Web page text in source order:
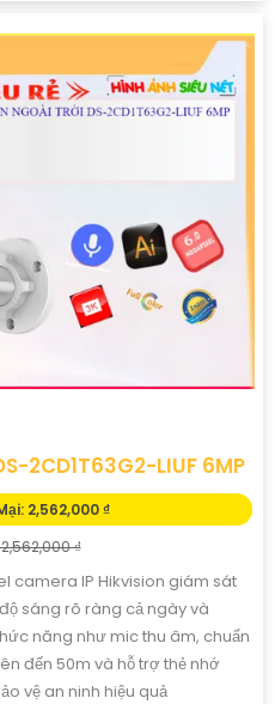
2CD1T63G2-LIUF 6MP
2,562,000 ₫
₫
camera IP Hikvision giám sát
sáng rõ ràng cả ngày và
năng như mic thu âm, chuẩn
đến 50m và hỗ trợ thẻ nhớ
vệ an ninh hiệu quả